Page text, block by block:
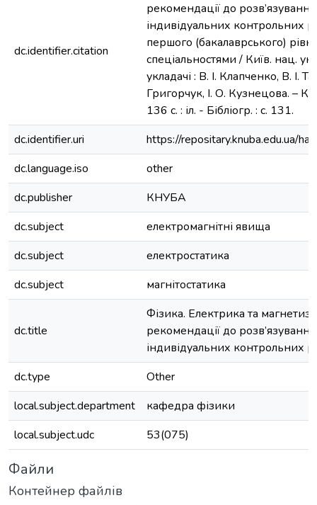
dc.identifier.citation
рекомендації до
індивідуальних контрольних
першого (бакалаврського)
спеціальностями / Київ. нац. ун-
укладачі : В. І. Клапченко, В. І.
Григорчук, І. О. Кузнецова. –
136 с. : іл. - Бібліогр. : с. 131.
dc.identifier.uri
https://repositary.knuba.edu.ua/
dc.language.iso
other
dc.publisher
КНУБА
dc.subject
електромагнітні явища
dc.subject
електростатика
dc.subject
магнітостатика
dc.title
Фізика. Електрика та
рекомендації до
індивідуальних контрольних
dc.type
Other
local.subject.department
кафедра фізики
local.subject.udc
53(075)
Файли
Контейнер файлів